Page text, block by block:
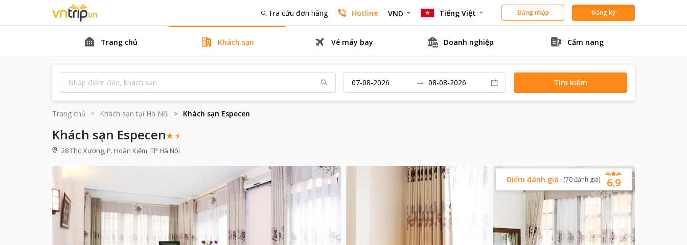
Tra cứu đơn hàng Hotline VND Tiếng Việt Đăng nhập Đăng ký
Trang chủ Khách sạn Vé máy bay Doanh nghiệp Cẩm nang
Tìm kiếm
Trang chủ Khách sạn tại Hà Nội Khách sạn Especen
Khách sạn Especen
28 Thọ Xương, P. Hoàn Kiếm, TP Hà Nội
6.9
Điểm đánh giá (70đánh giá)